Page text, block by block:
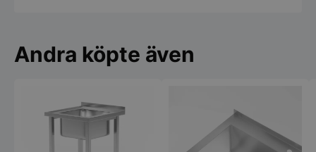
Andra köpte även